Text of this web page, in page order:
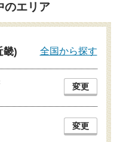
のエリア
畿) 全国から探す
変更
変更